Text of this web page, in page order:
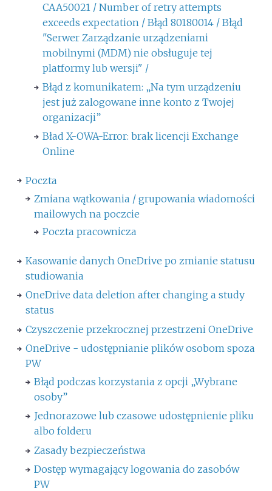
CAA50021 / Number of retry attempts
exceeds expectation / Błąd 80180014 / Błąd
"Serwer Zarządzanie urządzeniami
mobilnymi (MDM) nie obsługuje tej
platformy lub wersji" /
Błąd z komunikatem: „Na tym urządzeniu
jest już zalogowane inne konto z Twojej
organizacji”
Bład X-OWA-Error: brak licencji Exchange
Online
Poczta
Zmiana wątkowania / grupowania wiadomości
mailowych na poczcie
Poczta pracownicza
Kasowanie danych OneDrive po zmianie statusu
studiowania
OneDrive data deletion after changing a study
status
Czyszczenie przekrocznej przestrzeni OneDrive
OneDrive - udostępnianie plików osobom spoza
PW
Błąd podczas korzystania z opcji „Wybrane
osoby”
Jednorazowe lub czasowe udostępnienie pliku
albo folderu
Zasady bezpieczeństwa
Dostęp wymagający logowania do zasobów
PW